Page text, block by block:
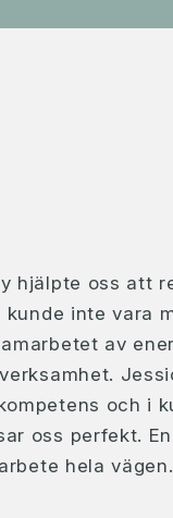
hjälpte oss att
inte vara
av
och i
oss perfekt.
hela